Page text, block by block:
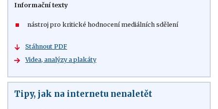
Informační texty
nástroj pro kritické hodnocení mediálních sdělení
Stáhnout PDF
Videa, analýzy a plakáty
Tipy, jak na internetu nenaletět